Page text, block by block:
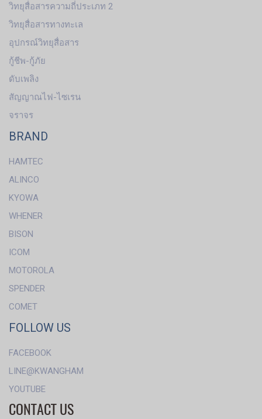
วิทยุสื่อสารความถี่ประเภท 2
วิทยุสื่อสารทางทะเล
อุปกรณ์วิทยุสื่อสาร
กู้ชีพ-กู้ภัย
ดับเพลิง
สัญญาณไฟ-ไซเรน
จราจร
BRAND
HAMTEC
ALINCO
KYOWA
WHENER
BISON
ICOM
MOTOROLA
SPENDER
COMET
FOLLOW US
FACEBOOK
LINE@KWANGHAM
YOUTUBE
CONTACT US